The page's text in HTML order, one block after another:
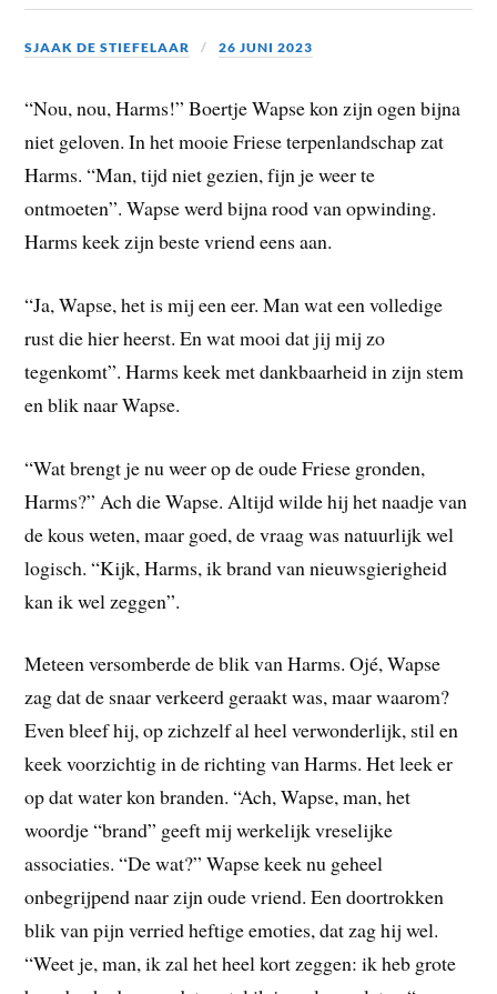
SJAAK DE STIEFELAAR 26 JUNI 2023
“Nou, nou, Harms!” Boertje Wapse kon zijn ogen bijna
niet geloven. In het mooie Friese terpenlandschap zat
Harms. “Man, tijd niet gezien, fijn je weer te
ontmoeten”. Wapse werd bijna rood van opwinding.
Harms keek zijn beste vriend eens aan.
“Ja, Wapse, het is mij een eer. Man wat een volledige
rust die hier heerst. En wat mooi dat jij mij zo
tegenkomt”. Harms keek met dankbaarheid in zijn stem
en blik naar Wapse.
“Wat brengt je nu weer op de oude Friese gronden,
Harms?” Ach die Wapse. Altijd wilde hij het naadje van
de kous weten, maar goed, de vraag was natuurlijk wel
logisch. “Kijk, Harms, ik brand van nieuwsgierigheid
kan ik wel zeggen”.
Meteen versomberde de blik van Harms. Ojé, Wapse
zag dat de snaar verkeerd geraakt was, maar waarom?
Even bleef hij, op zichzelf al heel verwonderlijk, stil en
keek voorzichtig in de richting van Harms. Het leek er
op dat water kon branden. “Ach, Wapse, man, het
woordje “brand” geeft mij werkelijk vreselijke
associaties. “De wat?” Wapse keek nu geheel
onbegrijpend naar zijn oude vriend. Een doortrokken
blik van pijn verried heftige emoties, dat zag hij wel.
“Weet je, man, ik zal het heel kort zeggen: ik heb grote